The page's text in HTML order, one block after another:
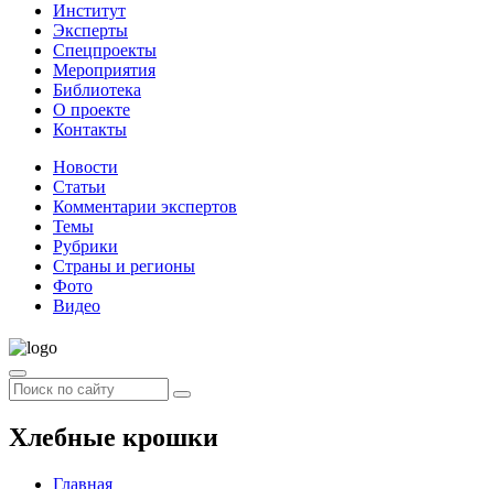
Институт
Эксперты
Спецпроекты
Мероприятия
Библиотека
О проекте
Контакты
Новости
Статьи
Комментарии экспертов
Темы
Рубрики
Страны и регионы
Фото
Видео
Хлебные крошки
Главная